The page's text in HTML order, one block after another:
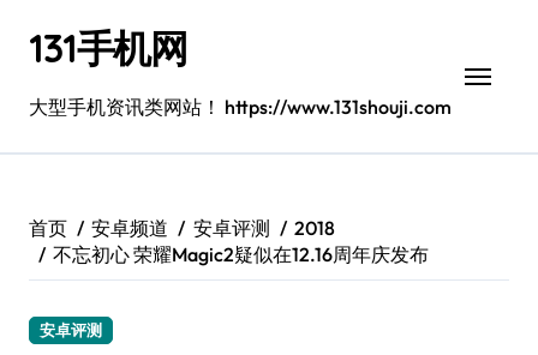
131手机网
大型手机资讯类网站！ https://www.131shouji.com
首页 安卓频道 安卓评测
2018
不忘初心 荣耀Magic2疑似在12.16周年庆发布
安卓评测